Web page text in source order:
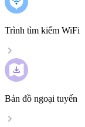
Trình tìm kiếm WiFi
Bản đồ ngoại tuyến